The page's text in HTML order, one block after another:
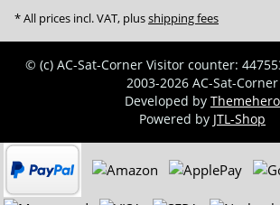
* All prices incl. VAT, plusshipping fees
© (c) AC-Sat-CornerVisitor counter:
2003-2026 AC-Sat-Corner
Developed by Themehero
Powered by JTL-Shop